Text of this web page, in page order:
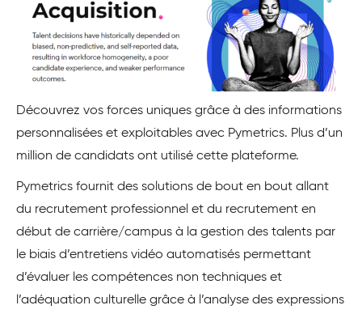
Découvrez vos forces uniques grâce à des informations
personnalisées et exploitables avec Pymetrics. Plus d’un
million de candidats ont utilisé cette plateforme.
Pymetrics fournit des solutions de bout en bout allant
du recrutement professionnel et du recrutement en
début de carrière/campus à la gestion des talents par
le biais d’entretiens vidéo automatisés permettant
d’évaluer les compétences non techniques et
l’adéquation culturelle grâce à l’analyse des expressions